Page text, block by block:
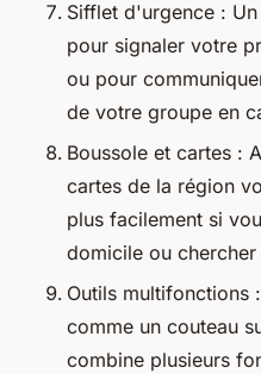
Sifflet d'urgence :
pour signaler votre
ou pour
de votre groupe en
Boussole et cartes :
cartes de la région
plus facilement si
domicile ou
Outils multifonctions
comme un couteau
combine plusieurs